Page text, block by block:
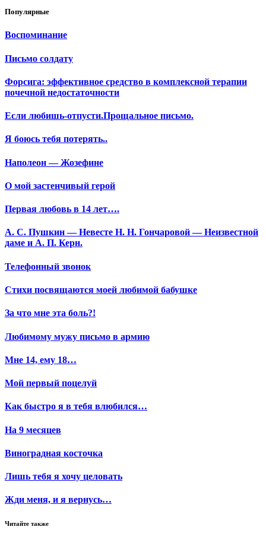
Популярные
Воспоминание
Письмо солдату
Форсига: эффективное средство в комплексной терапии
почечной недостаточности
Если любишь-отпусти.Прощальное письмо.
Я боюсь тебя потерять..
Наполеон — Жозефине
О мой застенчивый герой
Первая любовь в 14 лет….
А. С. Пушкин — Невесте Н. Н. Гончаровой — Неизвестной
даме и А. П. Керн.
Телефонный звонок
Стихи посвящаются моей любимой бабушке
За что мне эта боль?!
Любимому мужу письмо в армию
Мне 14, ему 18…
Мой первый поцелуй
Как быстро я в тебя влюбился…
На 9 месяцев
Виноградная косточка
Лишь тебя я хочу целовать
Жди меня, и я вернусь…
Читайте также